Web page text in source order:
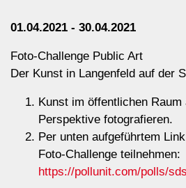
01.04.2021 - 30.04.2021
Foto-Challenge Public Art
Der Kunst in Langenfeld auf der
Kunst im öffentlichen
Perspektive fotografieren.
Per unten aufgeführtem
Foto-Challenge teilnehmen:
https://pollunit.com/polls/